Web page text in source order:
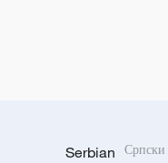
Serbian Српски